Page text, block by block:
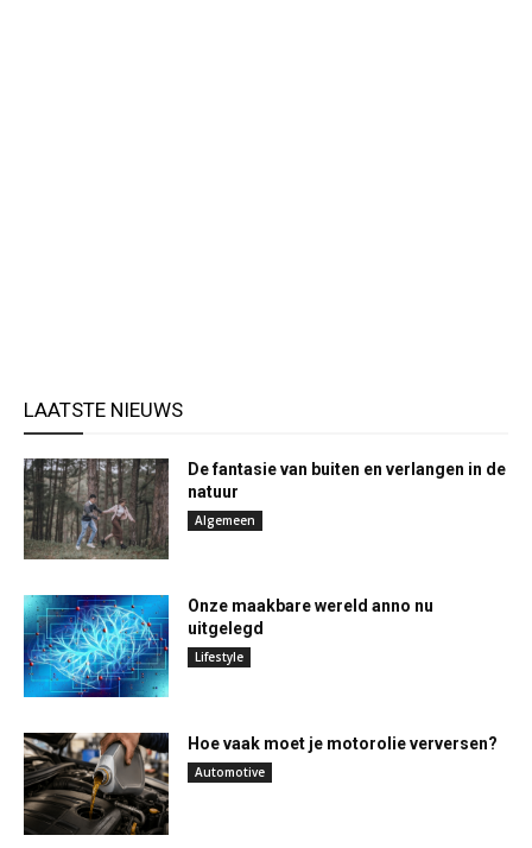
LAATSTE NIEUWS
De fantasie van buiten en verlangen in de
natuur
Algemeen
Onze maakbare wereld anno nu
uitgelegd
Lifestyle
Hoe vaak moet je motorolie verversen?
Automotive